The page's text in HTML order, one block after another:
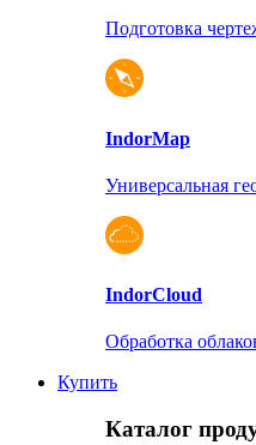
Подготовка
IndorMap
Универсальная
IndorCloud
Обработка
Купить
Каталог